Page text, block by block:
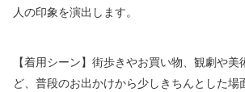
人の印象を演出します。
【着用シーン】街歩きやお買い物、観劇や
ど、普段のお出かけから少しきちんとした場